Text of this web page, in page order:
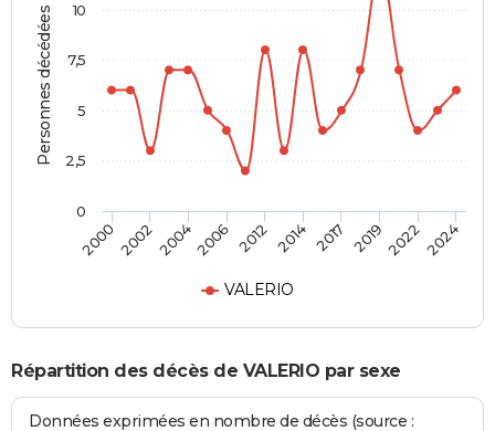
Personnes décédées
VALERIO
2000200220042006 2012 2014 2017 201920222024
0
2,5
5
7,5
10
Répartition des décès de VALERIO par sexe
Données exprimées en nombre de décès (source :